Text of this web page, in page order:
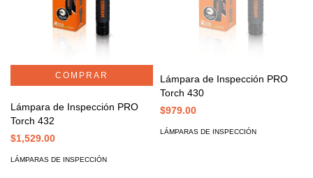
Lámpara de Inspección PRO
Torch 432
$1,529.00
LÁMPARAS DE INSPECCIÓN
Lámpara de Inspección PRO
Torch 430
$979.00
LÁMPARAS DE INSPECCIÓN